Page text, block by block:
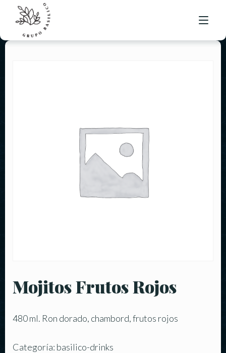
Mojitos Frutos Rojos
480 ml. Ron dorado, chambord, frutos rojos
Categoría: basilico-drinks